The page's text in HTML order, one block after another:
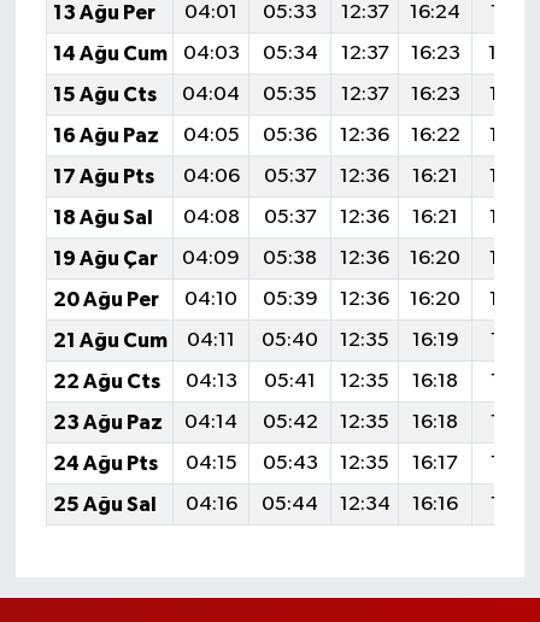
13 Ağu Per
04:01 05:33 12:37 16:24
19:31
14 Ağu Cum
04:03 05:34 12:37 16:23
19:30
15 Ağu Cts
04:04 05:35 12:37 16:23
19:28
16 Ağu Paz
04:05 05:36 12:36 16:22
19:27
17 Ağu Pts
04:06 05:37 12:36 16:21
19:26
18 Ağu Sal
04:08 05:37 12:36 16:21
19:25
19 Ağu Çar
04:09 05:38 12:36 16:20
19:23
20 Ağu Per
04:10 05:39 12:36 16:20
19:22
21 Ağu Cum
04:11 05:40 12:35 16:19
19:21
22 Ağu Cts
04:13 05:41 12:35 16:18
19:19
23 Ağu Paz
04:14 05:42 12:35 16:18
19:18
24 Ağu Pts
04:15 05:43 12:35 16:17
19:16
25 Ağu Sal
04:16 05:44 12:34 16:16 19:15